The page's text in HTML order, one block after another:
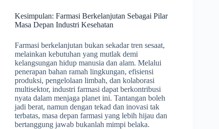
Kesimpulan: Farmasi Berkelanjutan Sebagai Pilar
Masa Depan Industri Kesehatan
Farmasi berkelanjutan bukan sekadar tren sesaat,
melainkan kebutuhan yang mutlak demi
kelangsungan hidup manusia dan alam. Melalui
penerapan bahan ramah lingkungan, efisiensi
produksi, pengelolaan limbah, dan kolaborasi
multisektor, industri farmasi dapat berkontribusi
nyata dalam menjaga planet ini. Tantangan boleh
jadi berat, namun dengan tekad dan inovasi tak
terbatas, masa depan farmasi yang lebih hijau dan
bertanggung jawab bukanlah mimpi belaka.